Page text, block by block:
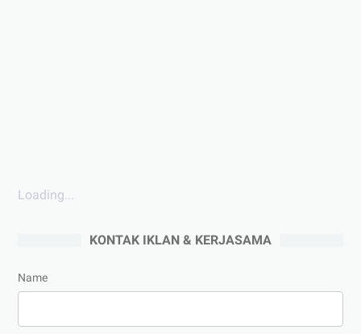
Loading...
KONTAK IKLAN & KERJASAMA
Name